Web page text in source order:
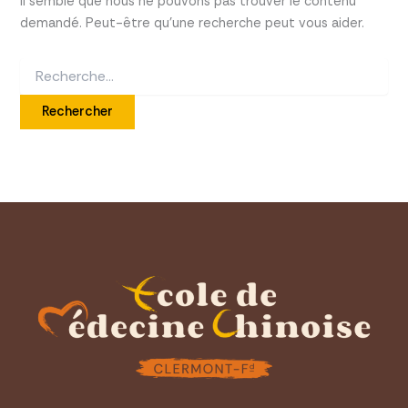
demandé. Peut-être qu’une recherche peut vous aider.